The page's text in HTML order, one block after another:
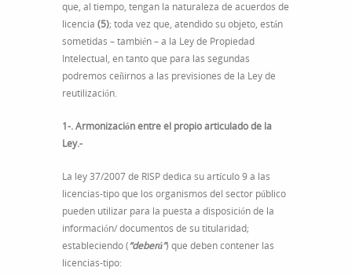
que, al tiempo, tengan la naturaleza de acuerdos de
licencia (5); toda vez que, atendido su objeto, están
sometidas – también – a la Ley de Propiedad
Intelectual, en tanto que para las segundas
podremos ceñirnos a las previsiones de la Ley de
reutilización.
1-. Armonización entre el propio articulado de la
Ley.-
La ley 37/2007 de RISP dedica su artículo 9 a las
licencias-tipo que los organismos del sector público
pueden utilizar para la puesta a disposición de la
información/ documentos de su titularidad;
estableciendo (“deberá”) que deben contener las
licencias-tipo: